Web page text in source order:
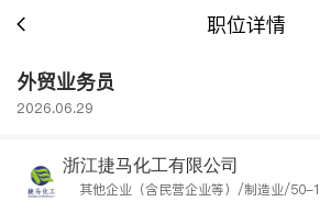
职位详情
外贸业务员
2026.06.29
浙江捷马化工有限公司
其他企业（含民营企业等）/制造业/50-